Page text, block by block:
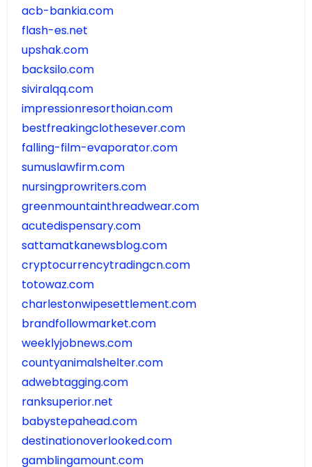
acb-bankia.com
flash-es.net
upshak.com
backsilo.com
siviralqq.com
impressionresorthoian.com
bestfreakingclothesever.com
falling-film-evaporator.com
sumuslawfirm.com
nursingprowriters.com
greenmountainthreadwear.com
acutedispensary.com
sattamatkanewsblog.com
cryptocurrencytradingcn.com
totowaz.com
charlestonwipesettlement.com
brandfollowmarket.com
weeklyjobnews.com
countyanimalshelter.com
adwebtagging.com
ranksuperior.net
babystepahead.com
destinationoverlooked.com
gamblingamount.com